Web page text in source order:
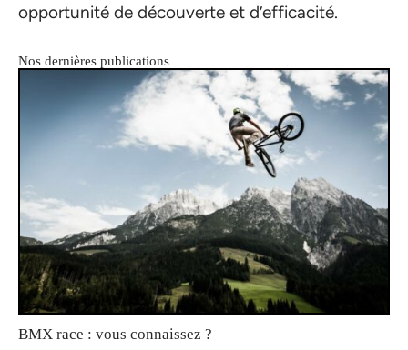
opportunité de découverte et d’efficacité.
Nos dernières publications
BMX race : vous connaissez ?